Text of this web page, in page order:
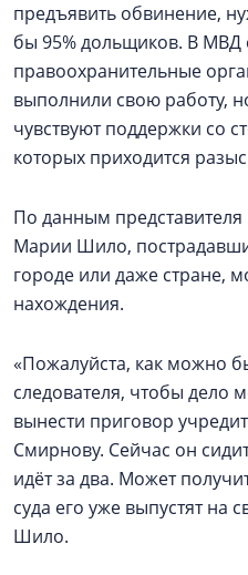
предъявить обвинение,
бы 95% дольщиков. В МВД
правоохранительные
выполнили свою работу,
чувствуют поддержки со
которых приходится
По данным
Марии Шило,
городе или даже стране,
нахождения.
«Пожалуйста, как можно
следователя, чтобы дело
вынести приговор
Смирнову. Сейчас он
идёт за два. Может
суда его уже выпустят на
Шило.